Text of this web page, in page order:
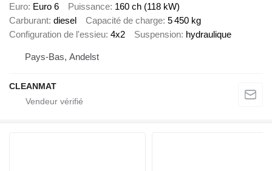
Euro Euro 6 Puissance 160 ch (118 kW)
Carburant diesel Capacité de charge 5 450 kg
Configuration de l'essieu 4x2 Suspension hydraulique
Pays-Bas, Andelst
CLEANMAT